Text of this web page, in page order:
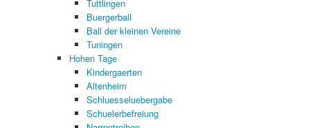
Tuttlingen
Buergerball
Ball der kleinen Vereine
Tuningen
Hohen Tage
Kindergaerten
Altenheim
Schluesseluebergabe
Schuelerbefreiung